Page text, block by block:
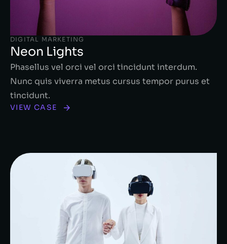
DIGITAL MARKETING
Neon Lights
Phasellus vel orci vel orci tincidunt interdum.
Nunc quis viverra metus cursus tempor purus et
tincidunt.
VIEW CASE